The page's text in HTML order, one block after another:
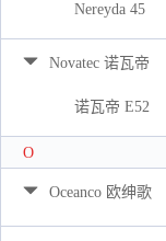
Nereyda 45
Novatec 诺瓦帝
诺瓦帝 E52
O
Oceanco 欧绅歌